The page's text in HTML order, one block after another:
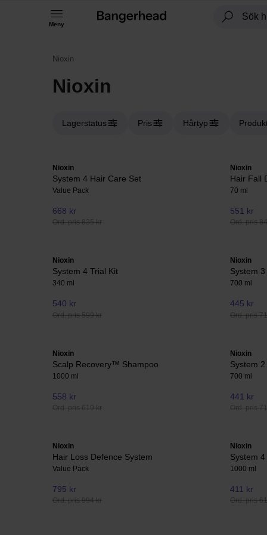
Meny
Nioxin
Nioxin
Lagerstatus Pris Hårtyp
Nioxin
System 4 Hair Care Set
Value Pack
668 kr
Ord. pris 835 kr
Nioxin
Hair Fall
70 ml
551 kr
Ord. pris
Nioxin
System 4 Trial Kit
340 ml
540 kr
Ord. pris 599 kr
Nioxin
System
700 ml
445 kr
Ord. pris
Nioxin
Scalp Recovery™ Shampoo
1000 ml
558 kr
Ord. pris 619 kr
Nioxin
System
700 ml
441 kr
Ord. pris
Nioxin
Hair Loss Defence System
Value Pack
795 kr
Ord. pris 994 kr
Nioxin
System
1000 ml
411 kr
Ord. pris